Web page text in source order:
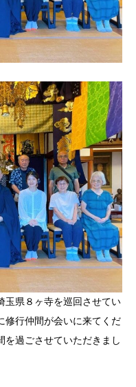
玉県８ヶ寺を巡回させてい
修行仲間が会いに来てくだ
を過ごさせていただきまし